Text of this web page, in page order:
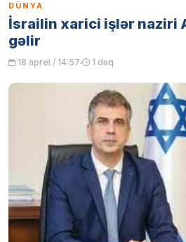
DÜNYA
İsrailin xarici işlər naziri
gəlir
18 aprel / 14:57 1 dəq